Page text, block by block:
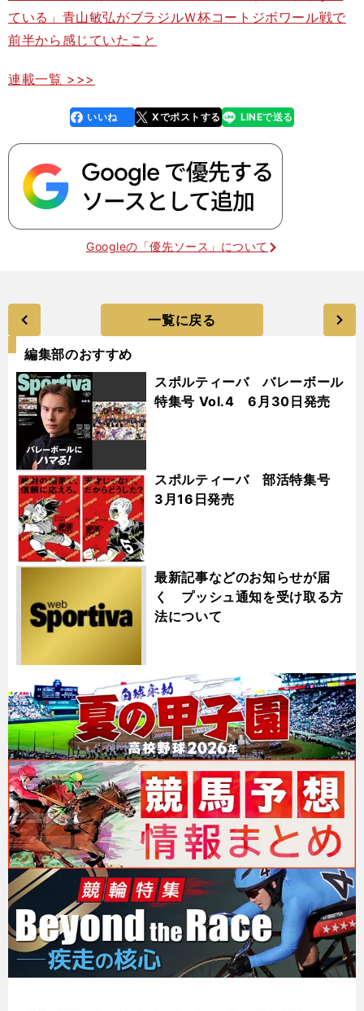
ている」青山敏弘がブラジルＷ杯コートジボワール戦で
前半から感じていたこと
連載一覧 >>>
faceboo
k
いいね Xでポストする
line LINEで送る
Googleの「優先ソース」について
一覧に戻る
編集部のおすすめ
スポルティーバ バレーボール
特集号 Vol.4 6月30日発売
スポルティーバ 部活特集号
3月16日発売
最新記事などのお知らせが届
く プッシュ通知を受け取る方
法について